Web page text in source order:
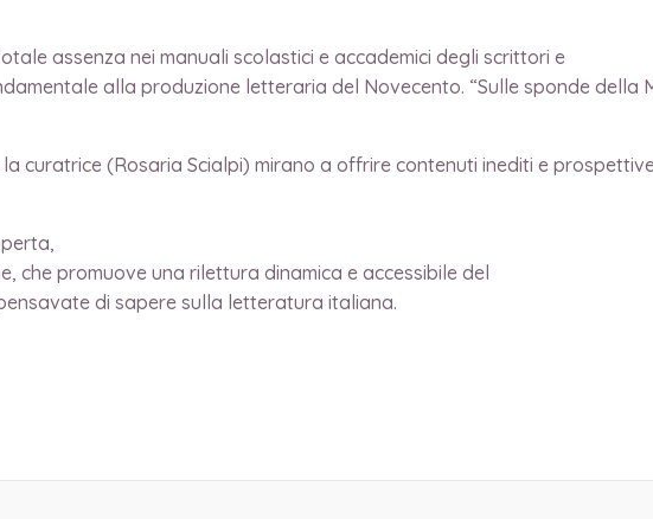
assenza nei manuali scolastici e accademici degli scrittori e
alla produzione letteraria del Novecento. “Sulle sponde della
curatrice (Rosaria Scialpi) mirano a offrire contenuti inediti e
che promuove una rilettura dinamica e accessibile del
di sapere sulla letteratura italiana.